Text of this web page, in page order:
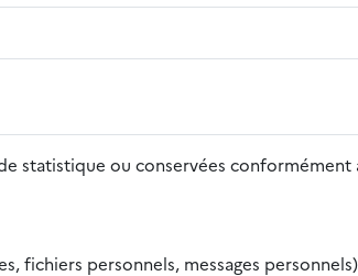
statistique ou conservées
fichiers personnels, messages